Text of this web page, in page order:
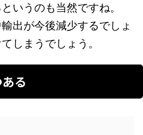
いうのも当然ですね。
出が今後減少するでしょ
しまうでしょう。
る